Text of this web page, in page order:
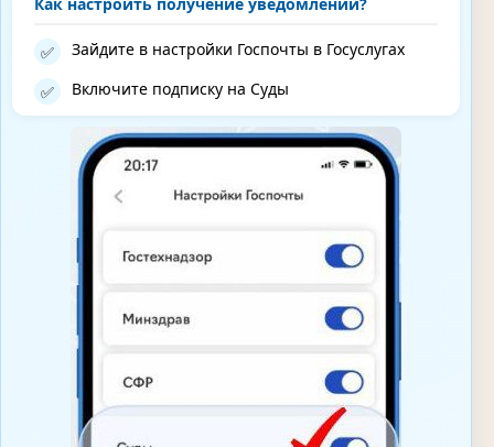
✅ Зайдите в настройки Госпочты в Госуслугах
✅ Включите подписку на Суды